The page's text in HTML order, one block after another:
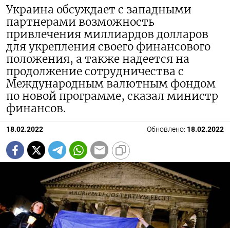
Украина обсуждает с западными
партнерами возможность
привлечения миллиардов долларов
для укрепления своего финансового
положения, а также надеется на
продолжение сотрудничества с
Международным валютным фондом
по новой программе, сказал министр
финансов.
18.02.2022 Обновлено: 18.02.2022